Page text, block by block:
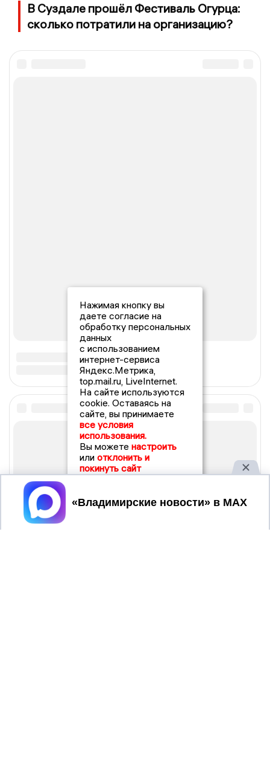
В Суздале прошёл Фестиваль Огурца:
сколько потратили на организацию?
Нажимая кнопку вы
даете согласие на
обработку персональных
данных
с использованием
интернет-сервиса
Яндекс.Метрика,
top.mail.ru, LiveInternet.
На сайте используются
cookie. Оставаясь на
сайте, вы принимаете
все условия
использования.
Вы можете настроить
или отклонить и
покинуть сайт
Принять